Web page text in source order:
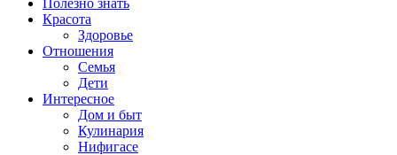
Полезно знать
Красота
Здоровье
Отношения
Семья
Дети
Интересное
Дом и быт
Кулинария
Нифигасе